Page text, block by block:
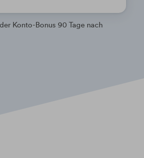
Konto-Bonus 90 Tage nach